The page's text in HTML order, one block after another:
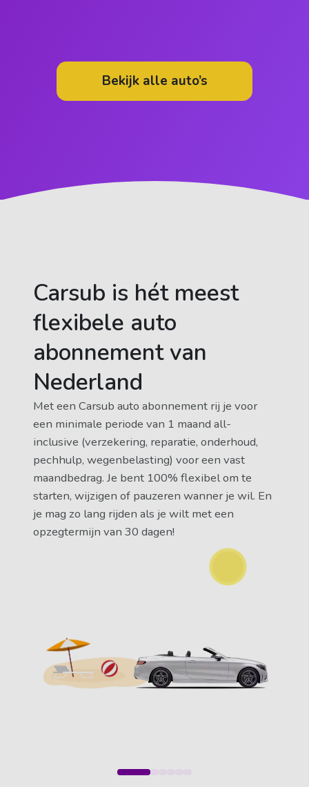
Bekijk alle auto’s
Carsub is hét meest
flexibele auto
abonnement van
Nederland
Met een Carsub auto abonnement rij je voor
een minimale periode van 1 maand all-
inclusive (verzekering, reparatie, onderhoud,
pechhulp, wegenbelasting) voor een vast
maandbedrag. Je bent 100% flexibel om te
starten, wijzigen of pauzeren wanner je wil. En
je mag zo lang rijden als je wilt met een
opzegtermijn van 30 dagen!